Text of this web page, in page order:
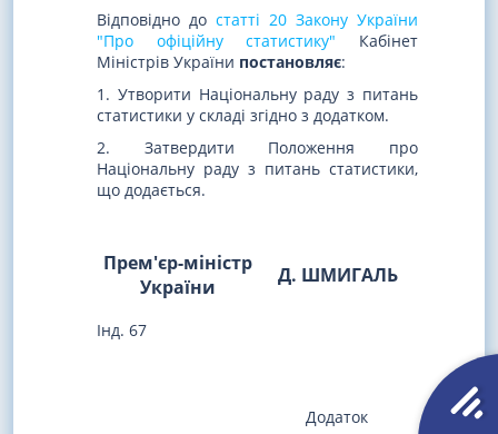
Відповідно до статті 20 Закону України
"Про офіційну статистику" Кабінет
Міністрів України постановляє:
1. Утворити Національну раду з питань
статистики у складі згідно з додатком.
2. Затвердити Положення про
Національну раду з питань статистики,
що додається.
Прем'єр-міністр
України
Д. ШМИГАЛЬ
Інд. 67
Додаток